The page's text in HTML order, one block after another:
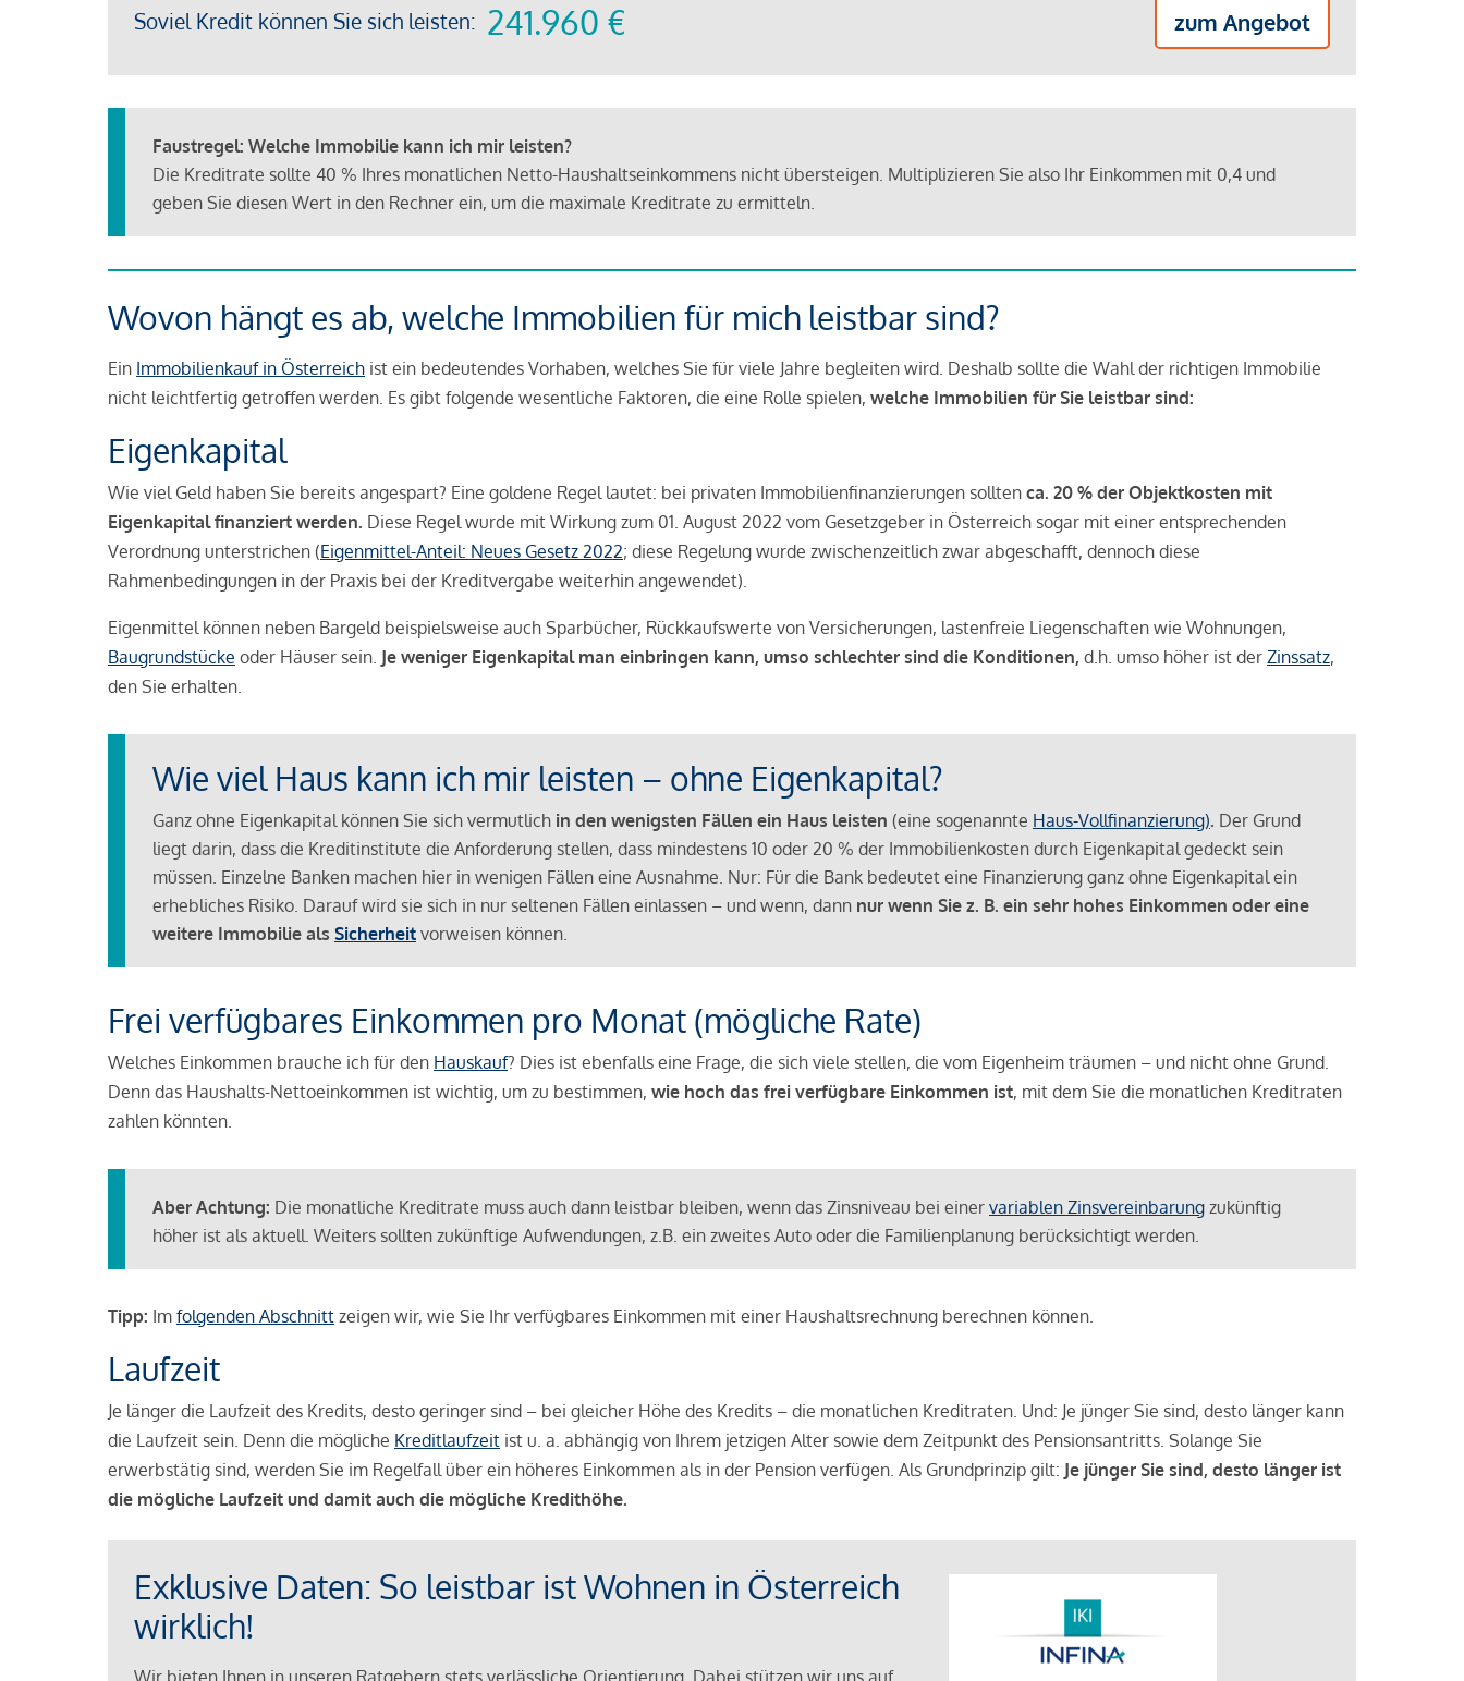
Soviel Kredit können Sie sich leisten: 241.960 € zum Angebot
Faustregel: Welche Immobilie kann ich mir leisten?
Die Kreditrate sollte 40 % Ihres monatlichen Netto-Haushaltseinkommens nicht übersteigen. Multiplizieren Sie also Ihr Einkommen mit 0,4 und
geben Sie diesen Wert in den Rechner ein, um die maximale Kreditrate zu ermitteln.
Wovon hängt es ab, welche Immobilien für mich leistbar sind?
Ein Immobilienkauf in Österreich ist ein bedeutendes Vorhaben, welches Sie für viele Jahre begleiten wird. Deshalb sollte die Wahl der richtigen Immobilie
nicht leichtfertig getroffen werden. Es gibt folgende wesentliche Faktoren, die eine Rolle spielen, welche Immobilien für Sie leistbar sind:
Eigenkapital
Wie viel Geld haben Sie bereits angespart? Eine goldene Regel lautet: bei privaten Immobilienfinanzierungen sollten ca. 20 % der Objektkosten mit
Eigenkapital finanziert werden. Diese Regel wurde mit Wirkung zum 01. August 2022 vom Gesetzgeber in Österreich sogar mit einer entsprechenden
Verordnung unterstrichen (Eigenmittel-Anteil: Neues Gesetz 2022; diese Regelung wurde zwischenzeitlich zwar abgeschafft, dennoch diese
Rahmenbedingungen in der Praxis bei der Kreditvergabe weiterhin angewendet).
Eigenmittel können neben Bargeld beispielsweise auch Sparbücher, Rückkaufswerte von Versicherungen, lastenfreie Liegenschaften wie Wohnungen,
Baugrundstücke oder Häuser sein. Je weniger Eigenkapital man einbringen kann, umso schlechter sind die Konditionen, d.h. umso höher ist der Zinssatz,
den Sie erhalten.
Wie viel Haus kann ich mir leisten – ohne Eigenkapital?
Ganz ohne Eigenkapital können Sie sich vermutlich in den wenigsten Fällen ein Haus leisten (eine sogenannte Haus-Vollfinanzierung). Der Grund
liegt darin, dass die Kreditinstitute die Anforderung stellen, dass mindestens 10 oder 20 % der Immobilienkosten durch Eigenkapital gedeckt sein
müssen. Einzelne Banken machen hier in wenigen Fällen eine Ausnahme. Nur: Für die Bank bedeutet eine Finanzierung ganz ohne Eigenkapital ein
erhebliches Risiko. Darauf wird sie sich in nur seltenen Fällen einlassen – und wenn, dann nur wenn Sie z. B. ein sehr hohes Einkommen oder eine
weitere Immobilie als Sicherheit vorweisen können.
Frei verfügbares Einkommen pro Monat (mögliche Rate)
Welches Einkommen brauche ich für den Hauskauf? Dies ist ebenfalls eine Frage, die sich viele stellen, die vom Eigenheim träumen – und nicht ohne Grund.
Denn das Haushalts-Nettoeinkommen ist wichtig, um zu bestimmen, wie hoch das frei verfügbare Einkommen ist, mit dem Sie die monatlichen Kreditraten
zahlen könnten.
Aber Achtung: Die monatliche Kreditrate muss auch dann leistbar bleiben, wenn das Zinsniveau bei einer variablen Zinsvereinbarung zukünftig
höher ist als aktuell. Weiters sollten zukünftige Aufwendungen, z.B. ein zweites Auto oder die Familienplanung berücksichtigt werden.
Tipp: Im folgenden Abschnitt zeigen wir, wie Sie Ihr verfügbares Einkommen mit einer Haushaltsrechnung berechnen können.
Laufzeit
Je länger die Laufzeit des Kredits, desto geringer sind – bei gleicher Höhe des Kredits – die monatlichen Kreditraten. Und: Je jünger Sie sind, desto länger kann
die Laufzeit sein. Denn die mögliche Kreditlaufzeit ist u. a. abhängig von Ihrem jetzigen Alter sowie dem Zeitpunkt des Pensionsantritts. Solange Sie
erwerbstätig sind, werden Sie im Regelfall über ein höheres Einkommen als in der Pension verfügen. Als Grundprinzip gilt: Je jünger Sie sind, desto länger ist
die mögliche Laufzeit und damit auch die mögliche Kredithöhe.
Exklusive Daten: So leistbar ist Wohnen in Österreich
wirklich!